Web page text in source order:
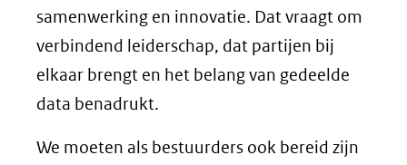
samenwerking en innovatie. Dat vraagt om
verbindend leiderschap, dat partijen bij
elkaar brengt en het belang van gedeelde
data benadrukt.
We moeten als bestuurders ook bereid zijn